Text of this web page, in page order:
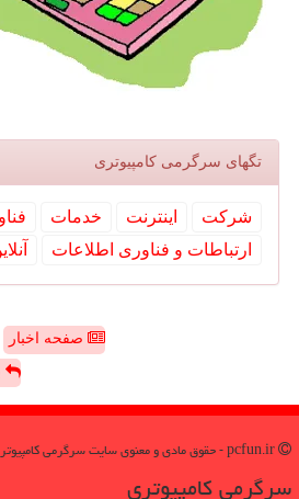
تگهای سرگرمی كامپیوتری
شركت اینترنت خدمات
ارتباطات و فناوری اطلاعات
صفحه اخبار
سرگرمی كامپیوتری